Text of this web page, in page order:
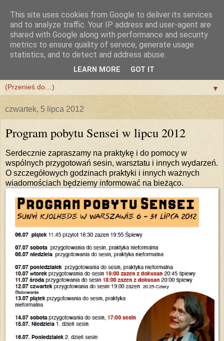
▼
czwartek, 5 lipca 2012
Program pobytu Sensei w lipcu 2012
Serdecznie zapraszamy na praktykę i do pomocy w
wspólnych przygotowań sesin, warsztatu i innych wydarzeń.
O szczegółowych godzinach praktyki i innych ważnych
wiadomościach będziemy informować na bieżąco.
This site uses cookies from Google to deliver its services
and to analyze traffic. Your IP address and user-agent are
shared with Google along with performance and security
metrics to ensure quality of service, generate usage
statistics, and to detect and address abuse.
LEARN MORE GOT IT